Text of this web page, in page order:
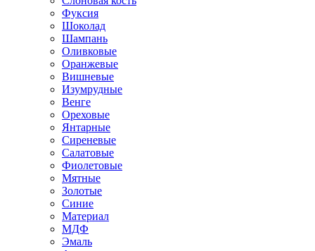
Фуксия
Шоколад
Шампань
Оливковые
Оранжевые
Вишневые
Изумрудные
Венге
Ореховые
Янтарные
Сиреневые
Салатовые
Фиолетовые
Мятные
Золотые
Синие
Материал
МДФ
Эмаль